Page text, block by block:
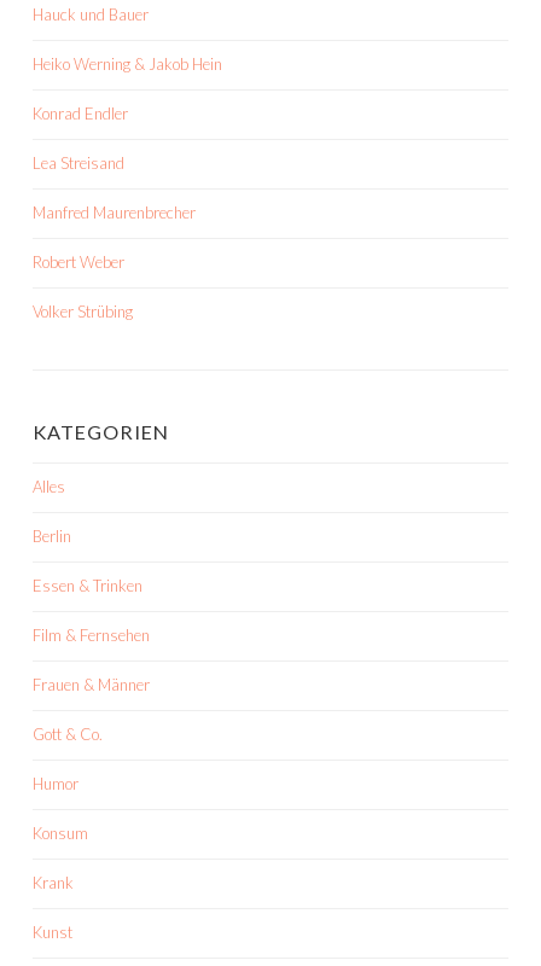
Hauck und Bauer
Heiko Werning & Jakob Hein
Konrad Endler
Lea Streisand
Manfred Maurenbrecher
Robert Weber
Volker Strübing
KATEGORIEN
Alles
Berlin
Essen & Trinken
Film & Fernsehen
Frauen & Männer
Gott & Co.
Humor
Konsum
Krank
Kunst